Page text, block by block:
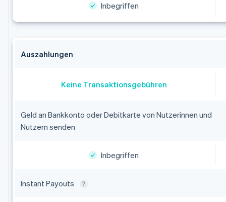
Inbegriffen
Auszahlungen
Keine Transaktionsgebühren
Geld an Bankkonto oder Debitkarte von Nutzerinnen und
Nutzern senden
Inbegriffen
Instant Payouts